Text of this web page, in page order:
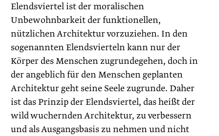
Elendsviertel ist der moralischen
Unbewohnbarkeit der funktionellen,
nützlichen Architektur vorzuziehen. In den
sogenannten Elendsvierteln kann nur der
Körper des Menschen zugrundegehen, doch in
der angeblich für den Menschen geplanten
Architektur geht seine Seele zugrunde. Daher
ist das Prinzip der Elendsviertel, das heißt der
wild wuchernden Architektur, zu verbessern
und als Ausgangsbasis zu nehmen und nicht